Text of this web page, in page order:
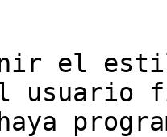
el
usuario